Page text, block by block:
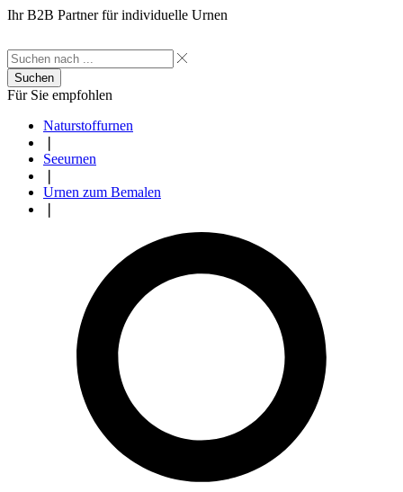
Ihr B2B Partner für individuelle Urnen
Suchen
Für Sie empfohlen
Naturstoffurnen
Seeurnen
Urnen zum Bemalen